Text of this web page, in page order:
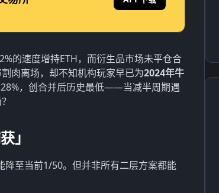
的速度增持ETH，而衍生品市场未平仓合
肉离场，却不知机构玩家早已为2024年牛
，创合并后历史最低——当减半周期遇
」
降至当前1/50。但并非所有二层方案都能